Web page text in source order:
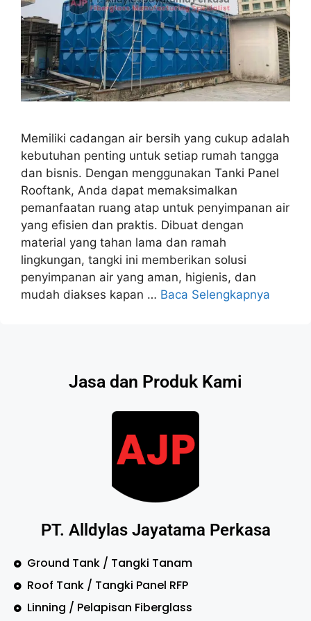
Memiliki cadangan air bersih yang cukup adalah
kebutuhan penting untuk setiap rumah tangga
dan bisnis. Dengan menggunakan Tanki Panel
Rooftank, Anda dapat memaksimalkan
pemanfaatan ruang atap untuk penyimpanan air
yang efisien dan praktis. Dibuat dengan
material yang tahan lama dan ramah
lingkungan, tangki ini memberikan solusi
penyimpanan air yang aman, higienis, dan
mudah diakses kapan … Baca Selengkapnya
Jasa dan Produk Kami
PT. Alldylas Jayatama Perkasa
Ground Tank / Tangki Tanam
Roof Tank / Tangki Panel RFP
Linning / Pelapisan Fiberglass